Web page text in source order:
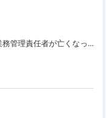
建設業許可の経営業務管理責任者が亡くなった場合のリスクと事前対策